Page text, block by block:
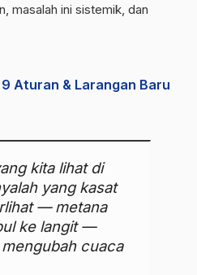
masalah ini sistemik, dan
Aturan & Larangan Baru
kita lihat di
yang kasat
— metana
ke langit —
cuaca